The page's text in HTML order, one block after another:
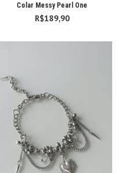
Colar Messy Pearl One
R$189,90